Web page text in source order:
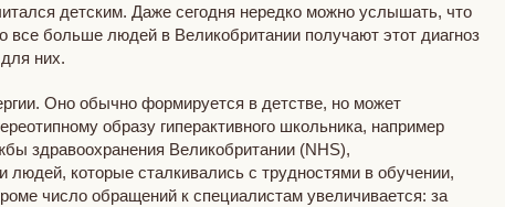
детским. Даже сегодня нередко можно услышать, что
больше людей в Великобритании получают этот диагноз
них.
Оно обычно формируется в детстве, но может
образу гиперактивного школьника, например
здравоохранения Великобритании (NHS),
которые сталкивались с трудностями в обучении,
число обращений к специалистам увеличивается: за